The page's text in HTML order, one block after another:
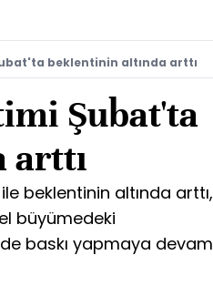
beklentinin altında arttı
Şubat'ta
arttı
beklentinin altında arttı,
büyümedeki
baskı yapmaya devam